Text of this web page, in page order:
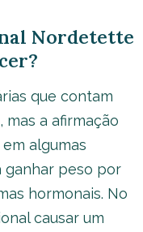
Nordetette
que contam
a afirmação
algumas
ganhar peso por
hormonais. No
causar um